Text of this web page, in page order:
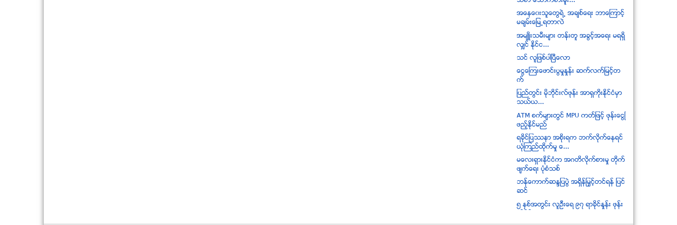
အေနေ၀းသူေတြရဲ႕ အခ်စ္ေရး ဘာေၾကာင့္
မခ်မ္းေျမ႕ရတာလဲ
အမ်ဴိးသမီးမ်ား တန္းတူ အခြင့္အေရး မရရွိ
လွ်င္ ႏိုင္င...
သင္ လူျဖစ္ပါၿပီေလာ
ေငြေၾကးေဖာင္းပြမႈႏႈန္း ဆက္လက္ျမင့္တ
က္
ျပည္တြင္း မုိဘိုင္းလ္ဖုန္း အာရွကိုးႏုိင္ငံမွာ
သယ္ယ...
ATM စက္မ်ားတြင္ MPU ကတ္ျဖင့္ ဖုန္းေငြျ
ဖည့္ႏုိင္မည္
ရခိုင္ျပႆနာ အစိုးရက ဘက္လိုက္ေနရင္
ယံုၾကည္ထိုက္မႈ ေ...
မေလးရွားႏိုင္ငံက အဂတိလိုက္စားမႈ တိုက္
ဖ်က္ေရး ပံုစံသစ္
ဘန္ေကာက္ဆႏၵျပပြဲ အရွိန္ျမႇင့္တင္ရန္ ျပင္
ဆင္
၅ ႏွစ္အတြင္း လူဦးေရ ၉၇ ရာခုိင္ႏႈန္း ဖုန္း